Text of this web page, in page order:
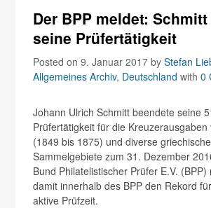
Der BPP meldet:
seine Prüfertätigkeit
Posted on 9. Januar 2017byStefan
Allgemeines Archiv, Deutschland with0
Johann Ulrich Schmitt beendete seine
Prüfertätigkeit für die Kreuzerausgaben
(1849 bis 1875) und diverse griechische
Sammelgebiete zum 31. Dezember
Bund Philatelistischer Prüfer E.V.
damit innerhalb des BPP den Rekord
aktive Prüfzeit.